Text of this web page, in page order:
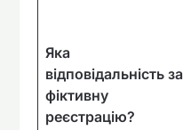
Яка
відповідальність за
фіктивну
реєстрацію?